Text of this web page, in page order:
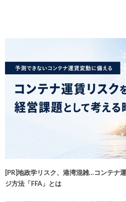
[PR]地政学リスク、港湾混雑…コンテナ
ジ方法「FFA」とは